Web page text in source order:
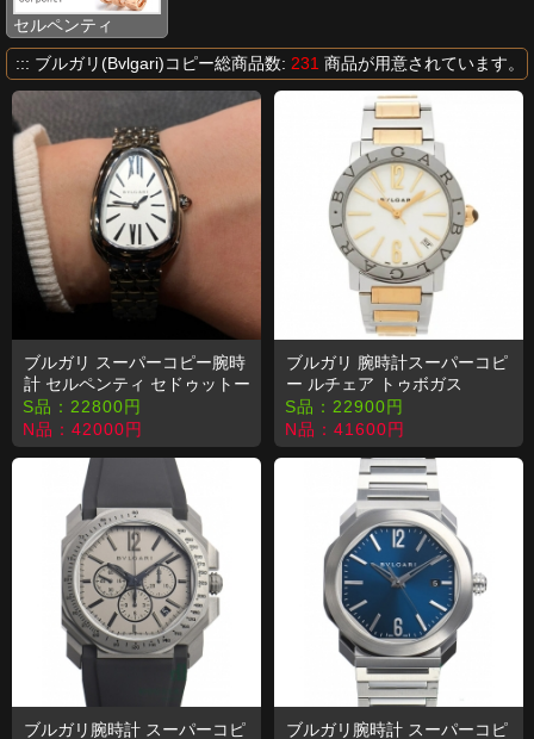
セルペンティ
::: ブルガリ(Bvlgari)コピー総商品数: 231 商品が用意されています。
ブルガリ スーパーコピー腕時
計 セルペンティ セドゥットー
リ SPP33WGGD /SP33WSS
S品： 22800円
N品： 42000円
ブルガリ 腕時計スーパーコピ
ー ルチェア トゥボガス
LU28WSPGSPG/12.T
S品： 22900円
N品： 41600円
ブルガリ腕時計 スーパーコピ
ブルガリ腕時計 スーパーコピ